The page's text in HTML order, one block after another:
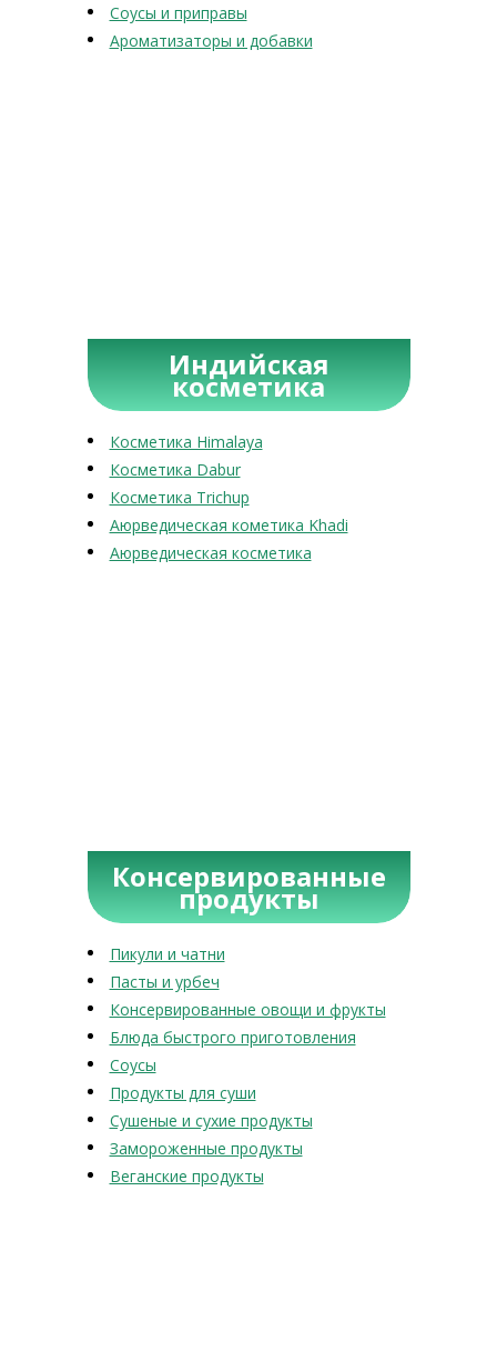
Соусы и приправы
Ароматизаторы и добавки
Индийская
косметика
Косметика Himalaya
Косметика Dabur
Косметика Trichup
Аюрведическая кометика Khadi
Аюрведическая косметика
Консервированные
продукты
Пикули и чатни
Пасты и урбеч
Консервированные овощи и фрукты
Блюда быстрого приготовления
Соусы
Продукты для суши
Сушеные и сухие продукты
Замороженные продукты
Веганские продукты